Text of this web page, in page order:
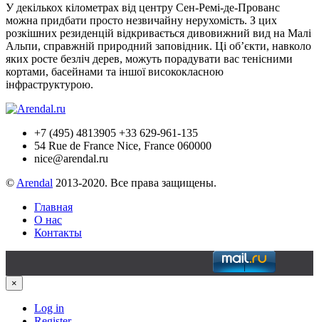
У декількох кілометрах від центру Сен-Ремі-де-Прованс
можна придбати просто незвичайну нерухомість. З цих
розкішних резиденцій відкривається дивовижний вид на Малі
Альпи, справжній природний заповідник. Ці об’єкти, навколо
яких росте безліч дерев, можуть порадувати вас тенісними
кортами, басейнами та іншої висококласною
інфраструктурою.
+7 (495) 4813905 +33 629-961-135
54 Rue de France Nice, France 060000
nice@arendal.ru
© Arendal 2013-2020. Все права защищены.
Главная
О нас
Контакты
×
Log in